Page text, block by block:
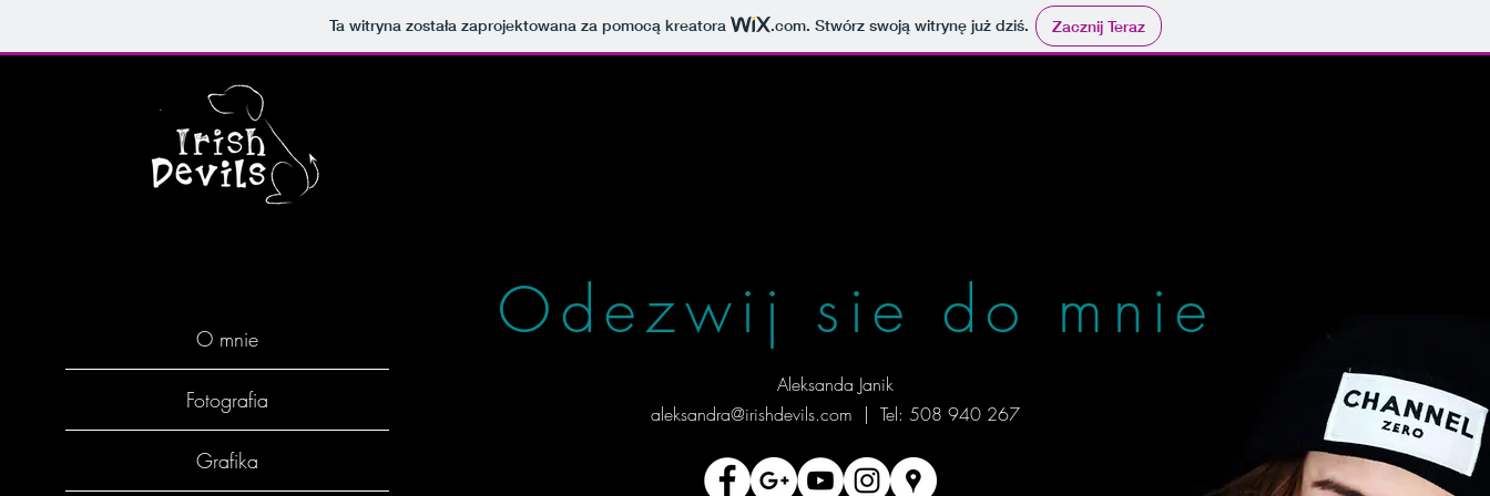
Ta witryna została zaprojektowana za pomocą kreatora .com. Stwórz swoją witrynę już dziś. Zacznij Teraz
O mnie
Fotografia
Grafika
Odezwij sie do mnie
Aleksanda Janik
aleksandra@irishdevils.com | Tel: 508 940 267